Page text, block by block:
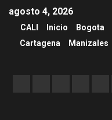
agosto 4, 2026
CALI Inicio Bogota
Cartagena
Manizales